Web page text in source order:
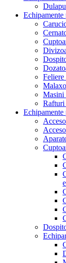
Feliere
Masini
Rafturi
Echipamente